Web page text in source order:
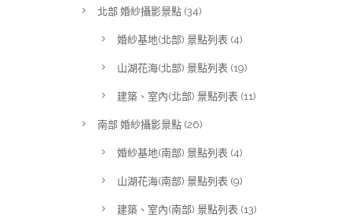
北部 婚紗攝影景點 (34)
婚紗基地(北部) 景點列表 (4)
山湖花海(北部) 景點列表 (19)
建築、室內(北部) 景點列表 (11)
南部 婚紗攝影景點 (26)
婚紗基地(南部) 景點列表 (4)
山湖花海(南部) 景點列表 (9)
建築、室內(南部) 景點列表 (13)